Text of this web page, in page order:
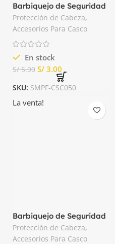
Barbiquejo de Seguridad
Marca Clute
Protección de Cabeza,
Accesorios Para Casco
En stock
S/5.00 S/ 3.00
SKU: SMPF-CSC050
La venta!
Barbiquejo de Seguridad
Tridente
Protección de Cabeza,
Accesorios Para Casco